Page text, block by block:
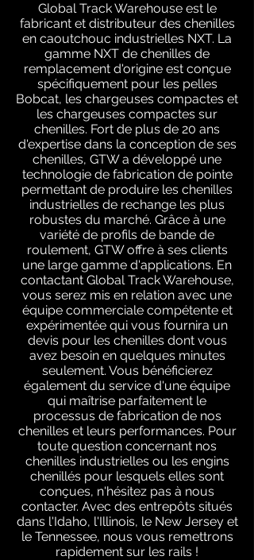
Global Track Warehouse est le
fabricant et distributeur des chenilles
en caoutchouc industrielles NXT. La
gamme NXT de chenilles de
remplacement d'origine est conçue
spécifiquement pour les pelles
Bobcat, les chargeuses compactes et
les chargeuses compactes sur
chenilles. Fort de plus de 20 ans
d'expertise dans la conception de ses
chenilles, GTW a développé une
technologie de fabrication de pointe
permettant de produire les chenilles
industrielles de rechange les plus
robustes du marché. Grâce à une
variété de profils de bande de
roulement, GTW offre à ses clients
une large gamme d'applications. En
contactant Global Track Warehouse,
vous serez mis en relation avec une
équipe commerciale compétente et
expérimentée qui vous fournira un
devis pour les chenilles dont vous
avez besoin en quelques minutes
seulement. Vous bénéficierez
également du service d'une équipe
qui maîtrise parfaitement le
processus de fabrication de nos
chenilles et leurs performances. Pour
toute question concernant nos
chenilles industrielles ou les engins
chenillés pour lesquels elles sont
conçues, n'hésitez pas à nous
contacter. Avec des entrepôts situés
dans l'Idaho, l'Illinois, le New Jersey et
le Tennessee, nous vous remettrons
rapidement sur les rails !